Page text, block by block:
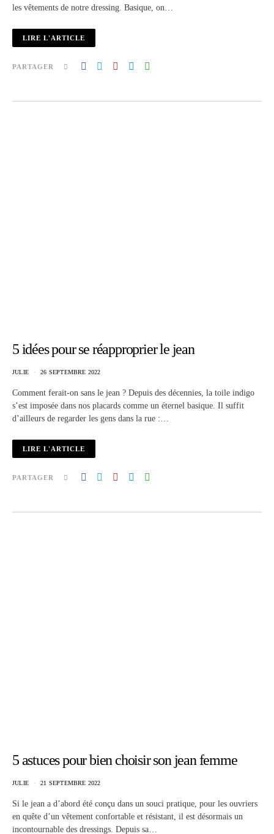
les vêtements de notre dressing. Basique, on…
LIRE L'ARTICLE
PARTAGER
5 idées pour se réapproprier le jean
JULIE 26 SEPTEMBRE 2022
Comment ferait-on sans le jean ? Depuis des décennies, la toile indigo
s’est imposée dans nos placards comme un éternel basique. Il suffit
d’ailleurs de regarder les gens dans la rue :…
LIRE L'ARTICLE
PARTAGER
5 astuces pour bien choisir son jean femme
JULIE 21 SEPTEMBRE 2022
Si le jean a d’abord été conçu dans un souci pratique, pour les ouvriers
en quête d’un vêtement confortable et résistant, il est désormais un
incontournable des dressings. Depuis sa…